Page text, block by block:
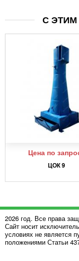
С
Цена по
ЦОК 9
2026 год. Все права
Сайт носит
условиях не является
положениями Статьи